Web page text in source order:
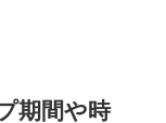
期間や時